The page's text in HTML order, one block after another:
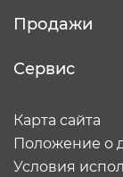
Продажи
Сервис
Карта сайта
Положение о
Условия